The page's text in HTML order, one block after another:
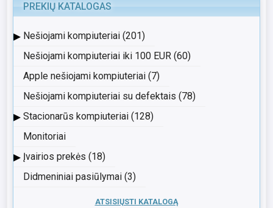
PREKIŲ KATALOGAS
▸ Nešiojami kompiuteriai (201)
Nešiojami kompiuteriai iki 100 EUR (60)
Apple nešiojami kompiuteriai (7)
Nešiojami kompiuteriai su defektais (78)
▸ Stacionarūs kompiuteriai (128)
Monitoriai
▸ Įvairios prekės (18)
Didmeniniai pasiūlymai (3)
ATSISIŲSTI KATALOGĄ